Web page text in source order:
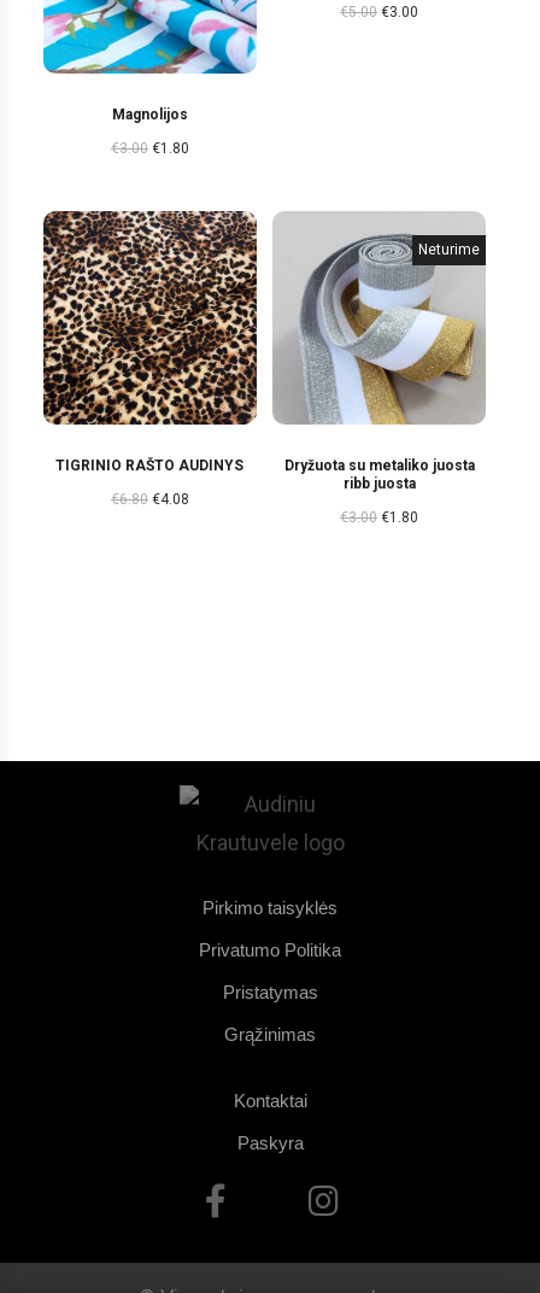
Magnolijos
€3.00 €1.80
€5.00 €3.00
TIGRINIO RAŠTO AUDINYS
€6.80 €4.08
Neturime
Dryžuota su metaliko juosta
ribb juosta
€3.00 €1.80
Pirkimo taisyklės
Privatumo Politika
Pristatymas
Grąžinimas
Kontaktai
Paskyra